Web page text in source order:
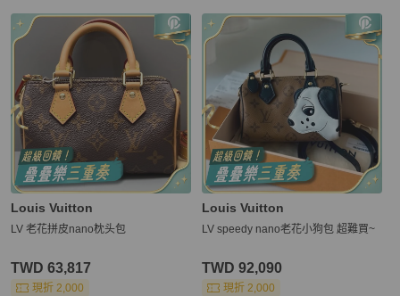
Louis Vuitton
LV 老花拼皮nano枕头包
TWD 63,817
現折 2,000
Louis Vuitton
LV speedy nano老花小狗包 超難買~
TWD 92,090
現折 2,000